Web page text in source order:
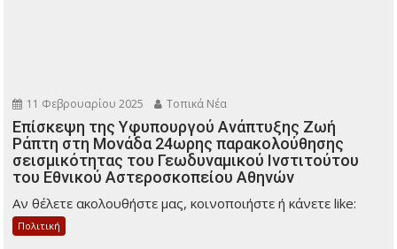
11 Φεβρουαρίου 2025 Τοπικά Νέα
Επίσκεψη της Υφυπουργού Ανάπτυξης Ζωή
Ράπτη στη Μονάδα 24ωρης παρακολούθησης
σεισμικότητας του Γεωδυναμικού Ινστιτούτου
του Εθνικού Αστεροσκοπείου Αθηνών
Αν θέλετε ακολουθήστε μας, κοινοποιήστε ή κάνετε like:
Πολιτική